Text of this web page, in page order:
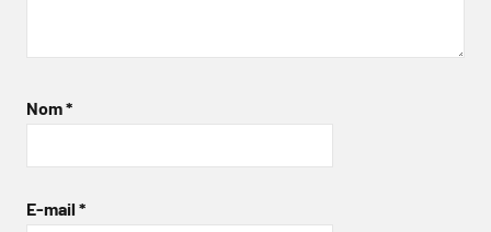
Nom*
E-mail *